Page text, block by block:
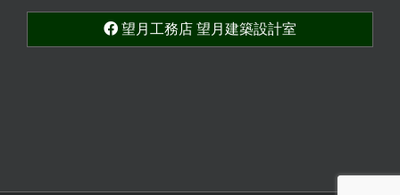
望月工務店 望月建築設計室